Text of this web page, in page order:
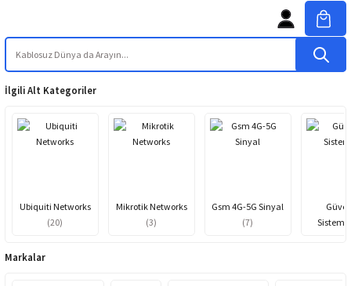
İlgili Alt Kategoriler
Ubiquiti Networks
(20)
Mikrotik Networks
(3)
Gsm 4G-5G Sinyal
(7)
Markalar